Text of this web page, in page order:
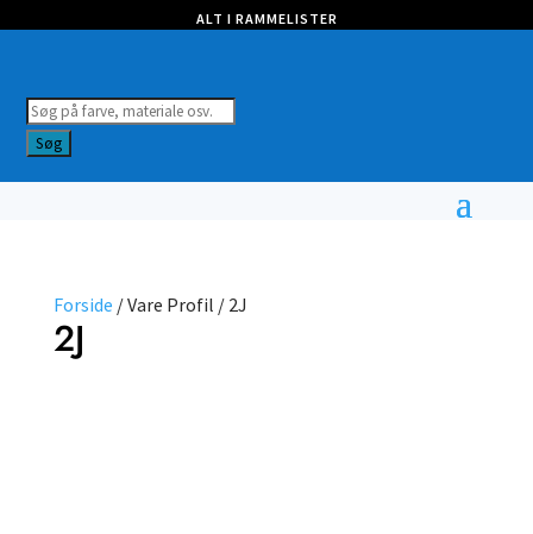
ALT I RAMMELISTER
Products
search
Søg
Forside / Vare Profil / 2J
2J